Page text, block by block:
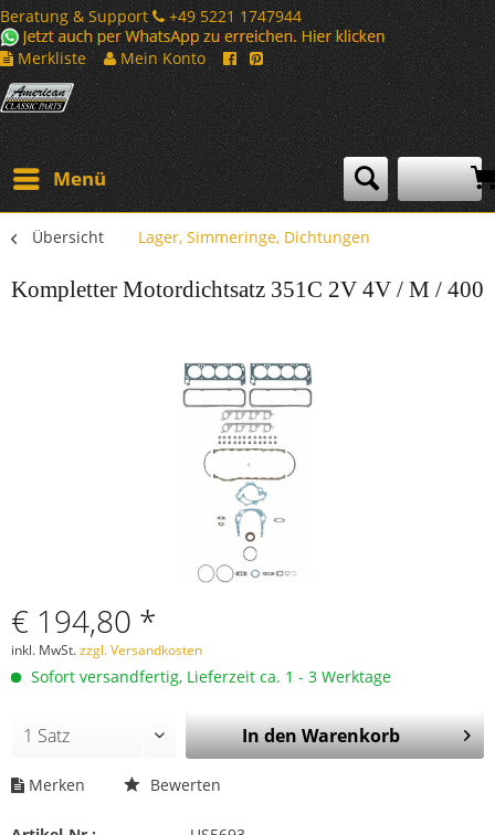
Beratung & Support
+49 5221 1747944
Merkliste
Mein Konto
Menü
Übersicht Lager, Simmeringe, Dichtungen
Kompletter Motordichtsatz 351C 2V 4V / M / 400
€ 194,80 *
inkl. MwSt.zzgl. Versandkosten
Sofort versandfertig, Lieferzeit ca. 1 - 3 Werktage
In denWarenkorb
Merken Bewerten